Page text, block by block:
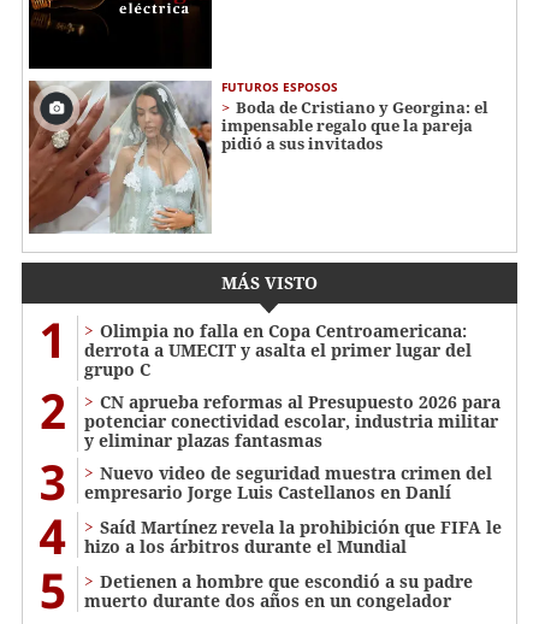
FUTUROS ESPOSOS
Boda de Cristiano y Georgina: el
impensable regalo que la pareja
pidió a sus invitados
MÁS VISTO
1
Olimpia no falla en Copa Centroamericana:
derrota a UMECIT y asalta el primer lugar del
grupo C
2
CN aprueba reformas al Presupuesto 2026 para
potenciar conectividad escolar, industria militar
y eliminar plazas fantasmas
3
Nuevo video de seguridad muestra crimen del
empresario Jorge Luis Castellanos en Danlí
4
Saíd Martínez revela la prohibición que FIFA le
hizo a los árbitros durante el Mundial
5
Detienen a hombre que escondió a su padre
muerto durante dos años en un congelador